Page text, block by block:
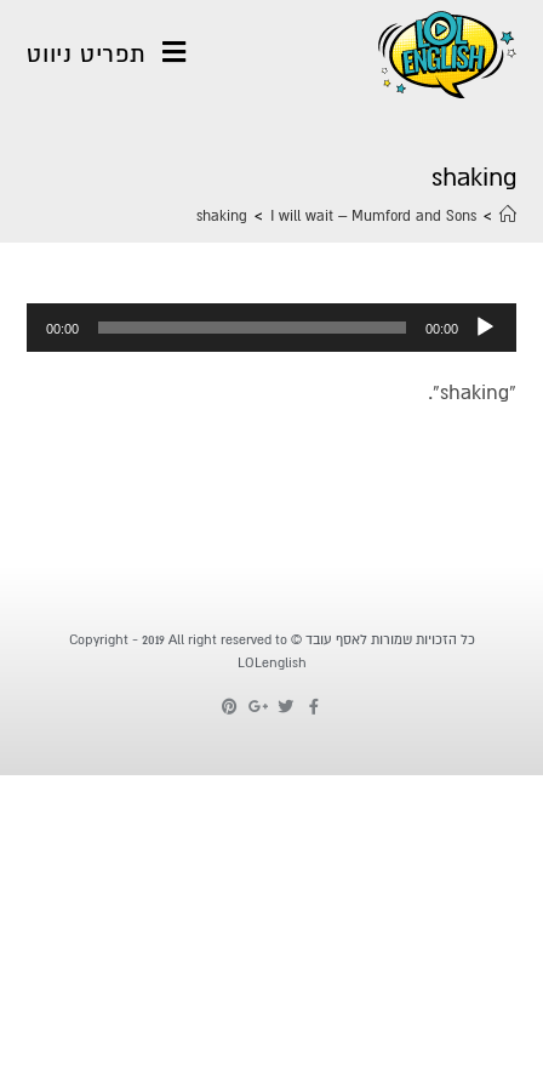
תפריט ניווט
shaking
>
I will wait – Mumford and Sons
>
shaking
אודיו
00:00
00:00
“shaking”.
כל הזכויות שמורות לאסף עובד © Copyright - 2019 All right reserved to
LOLenglish